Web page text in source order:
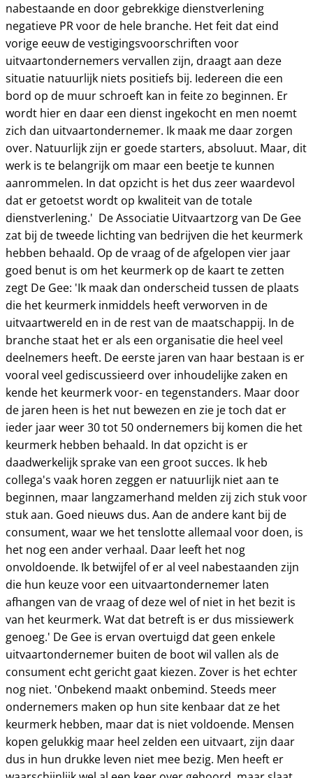
nabestaande en door gebrekkige dienstverlening
negatieve PR voor de hele branche. Het feit dat eind
vorige eeuw de vestigingsvoorschriften voor
uitvaartondernemers vervallen zijn, draagt aan deze
situatie natuurlijk niets positiefs bij. Iedereen die een
bord op de muur schroeft kan in feite zo beginnen. Er
wordt hier en daar een dienst ingekocht en men noemt
zich dan uitvaartondernemer. Ik maak me daar zorgen
over. Natuurlijk zijn er goede starters, absoluut. Maar, dit
werk is te belangrijk om maar een beetje te kunnen
aanrommelen. In dat opzicht is het dus zeer waardevol
dat er getoetst wordt op kwaliteit van de totale
dienstverlening.' De Associatie Uitvaartzorg van De Gee
zat bij de tweede lichting van bedrijven die het keurmerk
hebben behaald. Op de vraag of de afgelopen vier jaar
goed benut is om het keurmerk op de kaart te zetten
zegt De Gee: 'Ik maak dan onderscheid tussen de plaats
die het keurmerk inmiddels heeft verworven in de
uitvaartwereld en in de rest van de maatschappij. In de
branche staat het er als een organisatie die heel veel
deelnemers heeft. De eerste jaren van haar bestaan is er
vooral veel gediscussieerd over inhoudelijke zaken en
kende het keurmerk voor- en tegenstanders. Maar door
de jaren heen is het nut bewezen en zie je toch dat er
ieder jaar weer 30 tot 50 ondernemers bij komen die het
keurmerk hebben behaald. In dat opzicht is er
daadwerkelijk sprake van een groot succes. Ik heb
collega's vaak horen zeggen er natuurlijk niet aan te
beginnen, maar langzamerhand melden zij zich stuk voor
stuk aan. Goed nieuws dus. Aan de andere kant bij de
consument, waar we het tenslotte allemaal voor doen, is
het nog een ander verhaal. Daar leeft het nog
onvoldoende. Ik betwijfel of er al veel nabestaanden zijn
die hun keuze voor een uitvaartondernemer laten
afhangen van de vraag of deze wel of niet in het bezit is
van het keurmerk. Wat dat betreft is er dus missiewerk
genoeg.' De Gee is ervan overtuigd dat geen enkele
uitvaartondernemer buiten de boot wil vallen als de
consument echt gericht gaat kiezen. Zover is het echter
nog niet. 'Onbekend maakt onbemind. Steeds meer
ondernemers maken op hun site kenbaar dat ze het
keurmerk hebben, maar dat is niet voldoende. Mensen
kopen gelukkig maar heel zelden een uitvaart, zijn daar
dus in hun drukke leven niet mee bezig. Men heeft er